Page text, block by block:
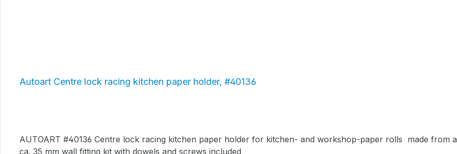
Autoart Centre lock racing kitchen paper holder, #40136
AUTOART #40136 Centre lock racing kitchen paper holder for kitchen- and workshop-paper rolls made from aluminum length ca. 35 cm, aluminum core diameter
ca. 35 mm wall fitting kit with dowels and screws included